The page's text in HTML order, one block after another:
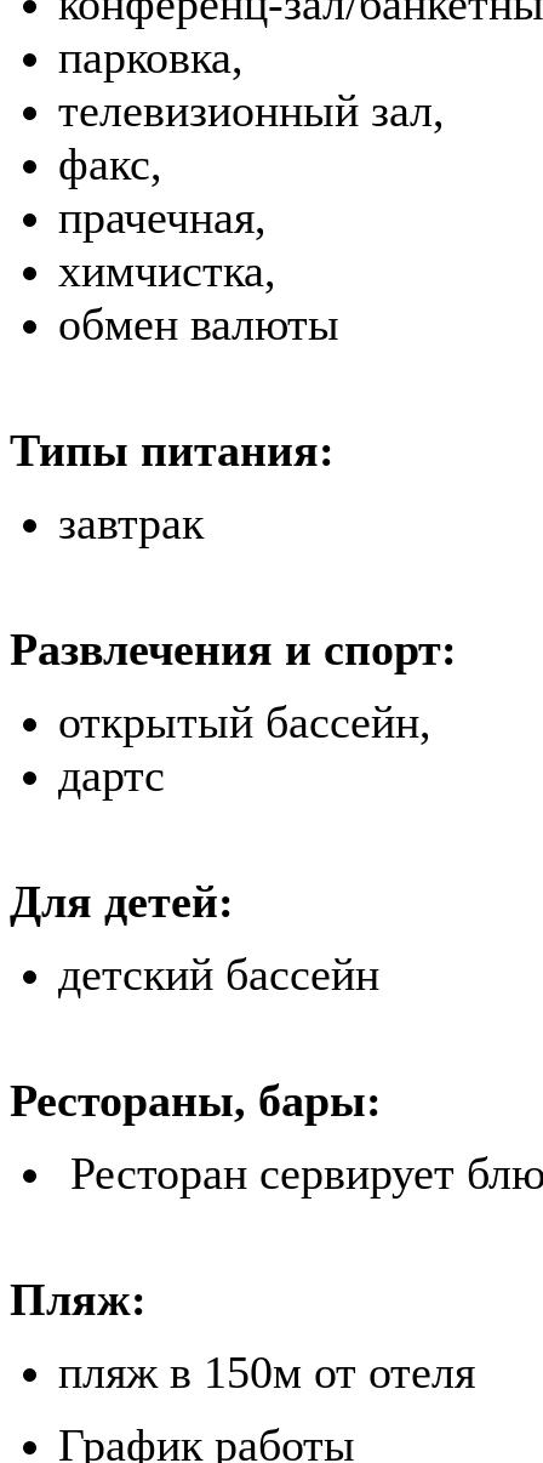
парковка,
телевизионный зал,
факс,
прачечная,
химчистка,
обмен валюты
Типы питания:
завтрак
Развлечения и спорт:
открытый бассейн,
дартс
Для детей:
детский бассейн
Рестораны, бары:
Ресторан сервирует
Пляж:
пляж в 150м от отеля
График работы